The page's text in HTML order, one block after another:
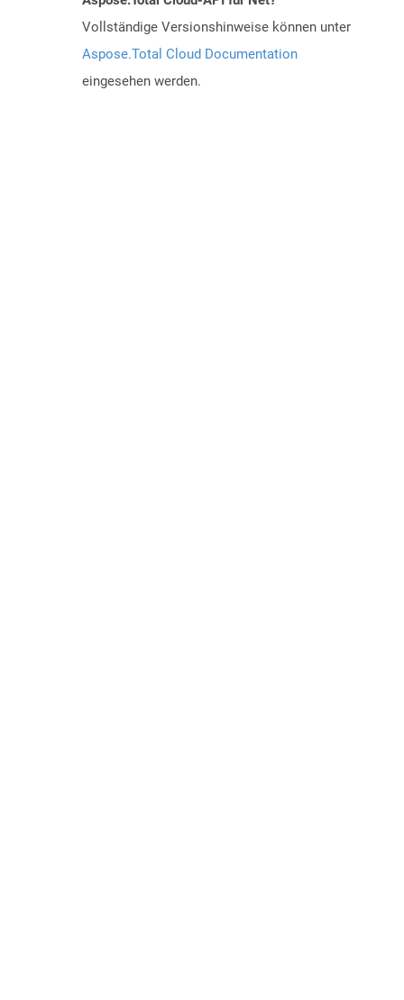
Vollständige Versionshinweise können unter
Aspose.Total Cloud Documentation
eingesehen werden.